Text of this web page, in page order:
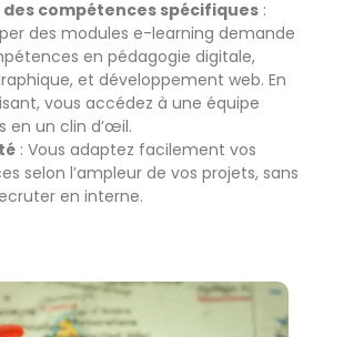
des compétences spécifiques :
des modules e-learning demande
en pédagogie digitale,
et développement web. En
vous accédez à une équipe
en un clin d’œil.
: Vous adaptez facilement vos
selon l’ampleur de vos projets, sans
en interne.